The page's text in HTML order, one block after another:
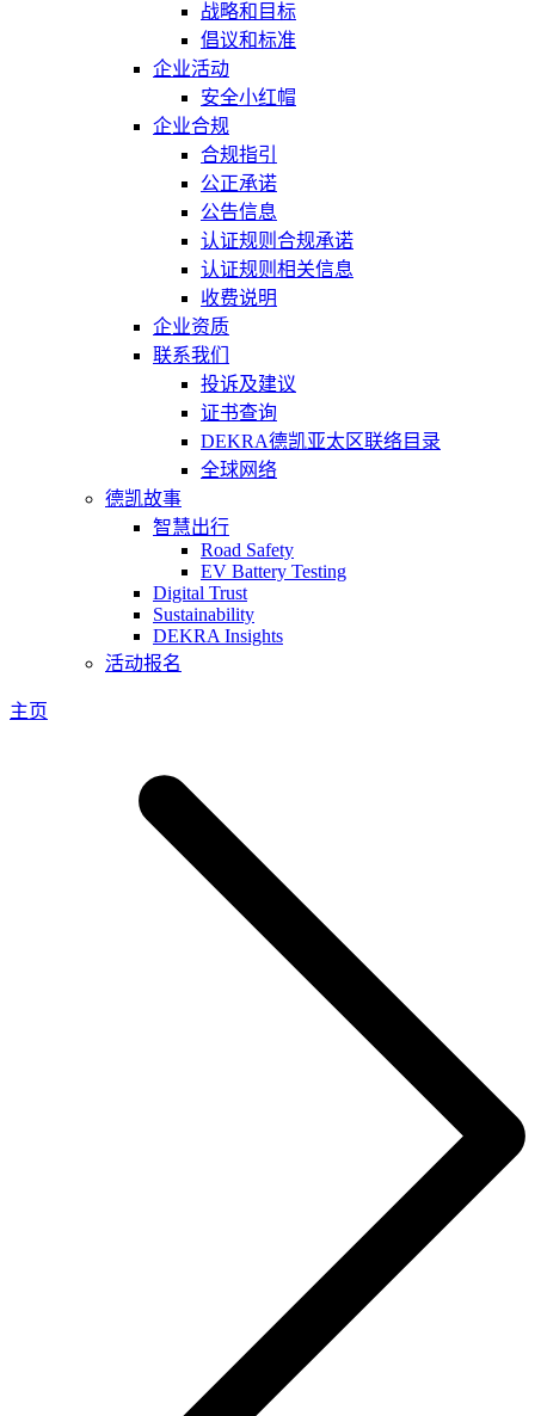
战略和目标
倡议和标准
企业活动
安全小红帽
企业合规
合规指引
公正承诺
公告信息
认证规则合规承诺
认证规则相关信息
收费说明
企业资质
联系我们
投诉及建议
证书查询
DEKRA德凯亚太区联络目录
全球网络
德凯故事
智慧出行
Road Safety
EV Battery Testing
Digital Trust
Sustainability
DEKRA Insights
活动报名
主页